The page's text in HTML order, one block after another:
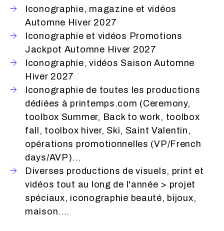
Iconographie, magazine et vidéos
Automne Hiver 2027
Iconographie et vidéos Promotions
Jackpot Automne Hiver 2027
Iconographie, vidéos Saison Automne
Hiver 2027
Iconographie de toutes les productions
dédiées à printemps.com (Ceremony,
toolbox Summer, Back to work, toolbox
fall, toolbox hiver, Ski, Saint Valentin,
opérations promotionnelles (VP/French
days/AVP)...
Diverses productions de visuels, print et
vidéos tout au long de l'année > projet
spéciaux, iconographie beauté, bijoux,
maison....